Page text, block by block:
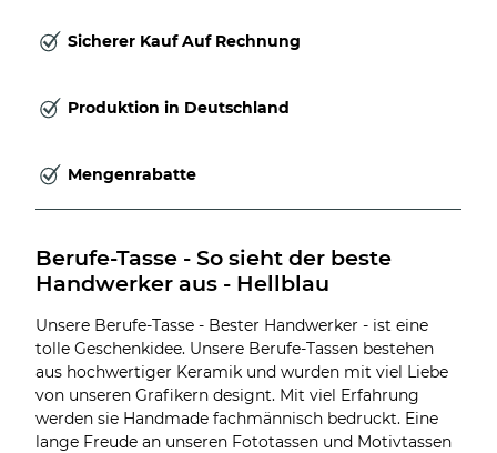
Sicherer Kauf Auf Rechnung
Produktion in Deutschland
Mengenrabatte
Berufe-Tasse - So sieht der beste
Handwerker aus - Hellblau
Unsere Berufe-Tasse - Bester Handwerker - ist eine
tolle Geschenkidee. Unsere Berufe-Tassen bestehen
aus hochwertiger Keramik und wurden mit viel Liebe
von unseren Grafikern designt. Mit viel Erfahrung
werden sie Handmade fachmännisch bedruckt. Eine
lange Freude an unseren Fototassen und Motivtassen